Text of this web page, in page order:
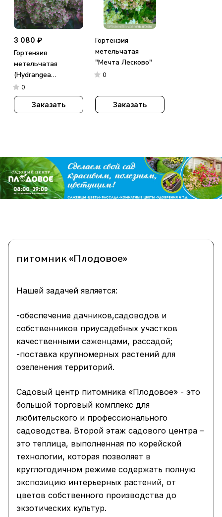
3 080 ₽
Гортензия
метельчатая
(Hydrangea
paniculata)
«Metallica»
0
Заказать
Гортензия
метельчатая
"Мечта Лесково"
0
Заказать
питомник «Плодовое»
Нашей задачей является:
-обеспечение дачников,садоводов и
собственников приусадебных участков
качественными саженцами, рассадой;
-поставка крупномерных растений для
озеленения территорий.
Садовый центр питомника «Плодовое» - это
большой торговый комплекс для
любительского и профессионального
садоводства. Второй этаж садового центра –
это теплица, выполненная по корейской
технологии, которая позволяет в
круглогодичном режиме содержать полную
экспозицию интерьерных растений, от
цветов собственного производства до
экзотических культур.